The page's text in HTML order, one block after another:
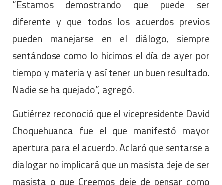
“Estamos demostrando que puede ser
diferente y que todos los acuerdos previos
pueden manejarse en el diálogo, siempre
sentándose como lo hicimos el día de ayer por
tiempo y materia y así tener un buen resultado.
Nadie se ha quejado”, agregó.
Gutiérrez reconoció que el vicepresidente David
Choquehuanca fue el que manifestó mayor
apertura para el acuerdo. Aclaró que sentarse a
dialogar no implicará que un masista deje de ser